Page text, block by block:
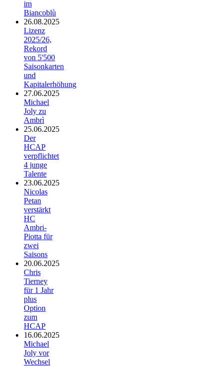
im
Biancoblù
26.08.2025
Lizenz
2025/26,
Rekord
von 5'500
Saisonkarten
und
Kapitalerhöhung
27.06.2025
Michael
Joly zu
Ambrì
25.06.2025
Der
HCAP
verpflichtet
4 junge
Talente
23.06.2025
Nicolas
Petan
verstärkt
HC
Ambri-
Piotta für
zwei
Saisons
20.06.2025
Chris
Tierney
für 1 Jahr
plus
Option
zum
HCAP
16.06.2025
Michael
Joly vor
Wechsel